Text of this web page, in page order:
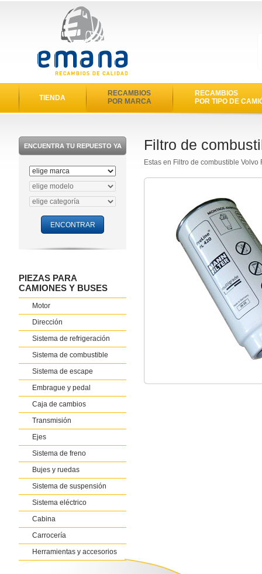
TIENDA
RECAMBIOS
POR MARCA
RECAMBIOS
POR TIPO DE
ENCUENTRA TU REPUESTO YA
PIEZAS PARA
CAMIONES Y BUSES
Motor
Dirección
Sistema de refrigeración
Sistema de combustible
Sistema de escape
Embrague y pedal
Caja de cambios
Transmisión
Ejes
Sistema de freno
Bujes y ruedas
Sistema de suspensión
Sistema eléctrico
Cabina
Carrocería
Herramientas y accesorios
Filtro de
Estas en Filtro de combustible Volvo